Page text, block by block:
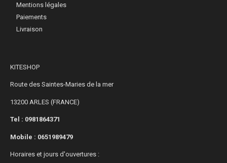
Mentions légales
Paiements
Livraison
KITESHOP
Route des Saintes-Maries de la mer
13200 ARLES (FRANCE)
Tel : 0981864371
Mobile : 0651989479
Horaires et jours d'ouvertures :